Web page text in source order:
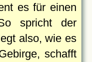
es für einen
spricht der
also, wie es
schafft